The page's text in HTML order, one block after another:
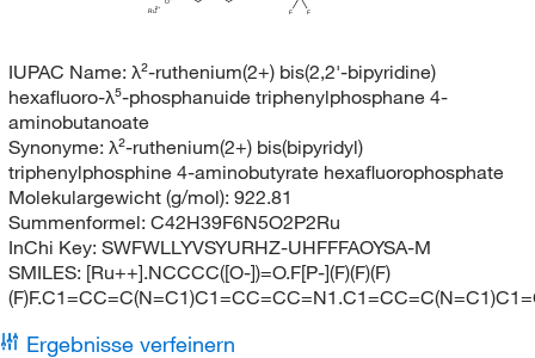
F F
Ru
IUPAC Name: λ²-ruthenium(2+) bis(2,2'-bipyridine)
hexafluoro-λ⁵-phosphanuide triphenylphosphane 4-
aminobutanoate
Synonyme: λ²-ruthenium(2+) bis(bipyridyl)
triphenylphosphine 4-aminobutyrate hexafluorophosphate
Molekulargewicht (g/mol): 922.81
Summenformel: C42H39F6N5O2P2Ru
InChi Key: SWFWLLYVSYURHZ-UHFFFAOYSA-M
SMILES: [Ru++].NCCCC([O-])=O.F[P-](F)(F)(F)
Ergebnisse verfeinern